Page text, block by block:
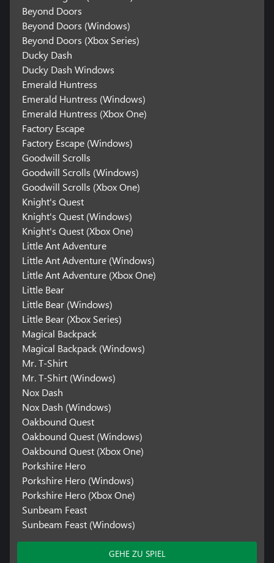
Beyond Doors
Beyond Doors (Windows)
Beyond Doors (Xbox Series)
Ducky Dash
Ducky Dash Windows
Emerald Huntress
Emerald Huntress (Windows)
Emerald Huntress (Xbox One)
Factory Escape
Factory Escape (Windows)
Goodwill Scrolls
Goodwill Scrolls (Windows)
Goodwill Scrolls (Xbox One)
Knight's Quest
Knight's Quest (Windows)
Knight's Quest (Xbox One)
Little Ant Adventure
Little Ant Adventure (Windows)
Little Ant Adventure (Xbox One)
Little Bear
Little Bear (Windows)
Little Bear (Xbox Series)
Magical Backpack
Magical Backpack (Windows)
Mr. T-Shirt
Mr. T-Shirt (Windows)
Nox Dash
Nox Dash (Windows)
Oakbound Quest
Oakbound Quest (Windows)
Oakbound Quest (Xbox One)
Porkshire Hero
Porkshire Hero (Windows)
Porkshire Hero (Xbox One)
Sunbeam Feast
Sunbeam Feast (Windows)
GEHE ZU SPIEL